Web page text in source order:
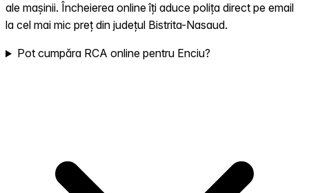
ale mașinii. Încheierea online îți aduce polița direct pe email
la cel mai mic preț din județul Bistrita-Nasaud.
Pot cumpăra RCA online pentru Enciu?